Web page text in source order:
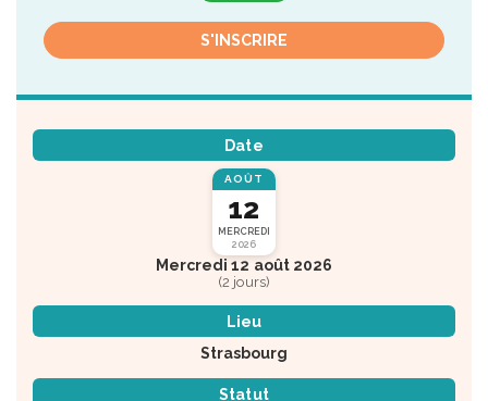
S'INSCRIRE
Date
AOÛT
12
MERCREDI
2026
Mercredi 12 août 2026
(2 jours)
Lieu
Strasbourg
Statut